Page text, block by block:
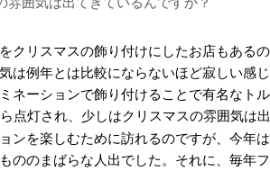
クリスマスの飾り付けにしたお店もある
は例年とは比較にならないほど寂しい感
ネーションで飾り付けることで有名なト
点灯され、少しはクリスマスの雰囲気は
ンを楽しむために訪れるのですが、今年
ののまばらな人出でした。それに、毎年